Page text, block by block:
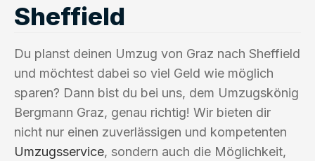
Sheffield
Du planst deinen Umzug von Graz nach Sheffield
und möchtest dabei so viel Geld wie möglich
sparen? Dann bist du bei uns, dem Umzugskönig
Bergmann Graz, genau richtig! Wir bieten dir
nicht nur einen zuverlässigen und kompetenten
Umzugsservice, sondern auch die Möglichkeit,